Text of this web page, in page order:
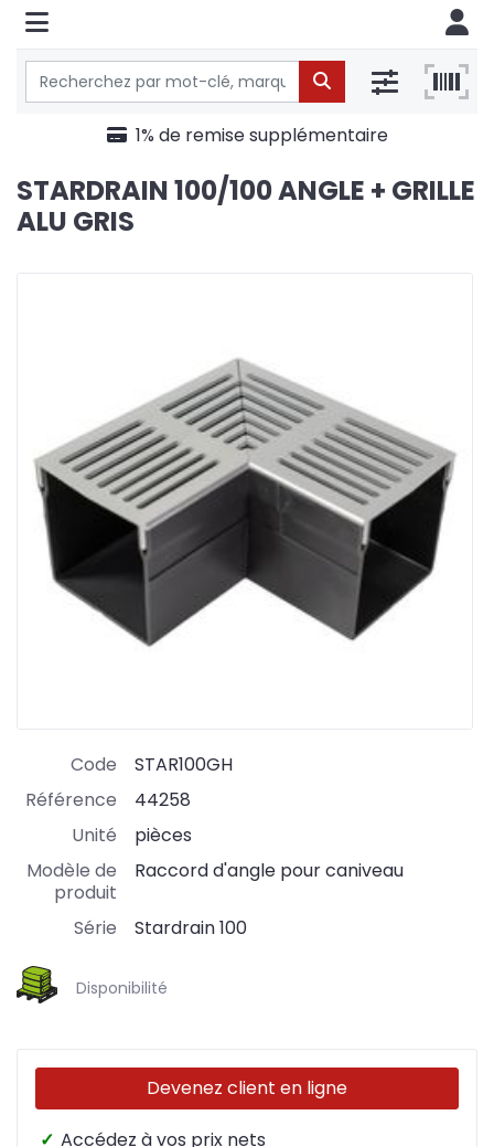
1% de remise supplémentaire
STARDRAIN 100/100 ANGLE + GRILLE
ALU GRIS
Code
STAR100GH
Référence
44258
Unité
pièces
Modèle de
produit
Raccord d'angle pour caniveau
Série Stardrain 100
Disponibilité
Devenez client en ligne
✓ Accédez à vos prix nets